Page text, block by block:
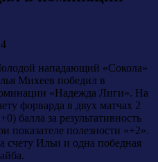
нападающий «Сокола»
Михеев победил в
«Надежда Лиги». На
форварда в двух матчах 2
балла за результативность
показателе полезности «+2».
счету Ильи и одна победная